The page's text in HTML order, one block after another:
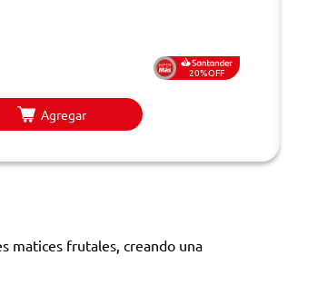
20%OFF
Agregar
matices frutales, creando una